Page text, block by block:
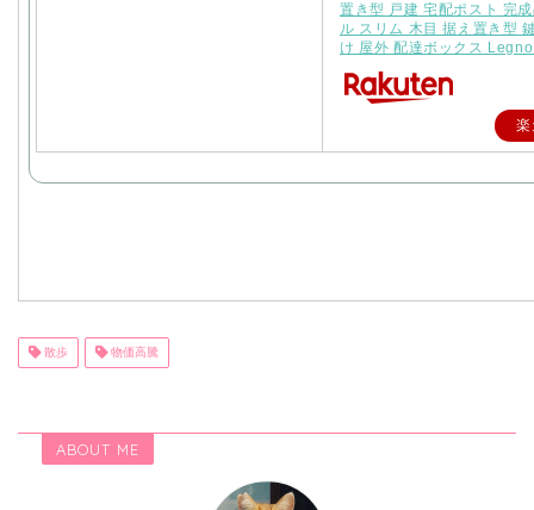
置き型 戸建 宅配ポスト 完
ル スリム 木目 据え置き型
け 屋外 配達ボックス
散歩 物価高騰
ABOUT ME